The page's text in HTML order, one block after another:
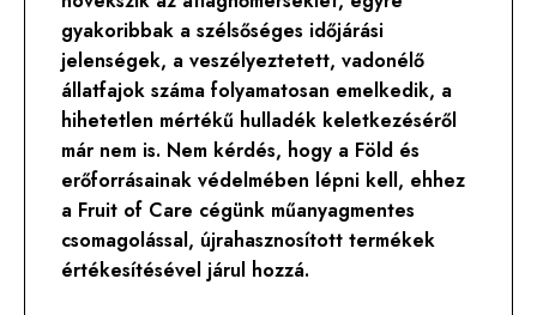
gyakoribbak a szélsőséges időjárási
jelenségek, a veszélyeztetett, vadonélő
állatfajok száma folyamatosan emelkedik, a
hihetetlen mértékű hulladék keletkezéséről
már nem is. Nem kérdés, hogy a Föld és
erőforrásainak védelmében lépni kell, ehhez
a Fruit of Care cégünk műanyagmentes
csomagolással, újrahasznosított termékek
értékesítésével járul hozzá.